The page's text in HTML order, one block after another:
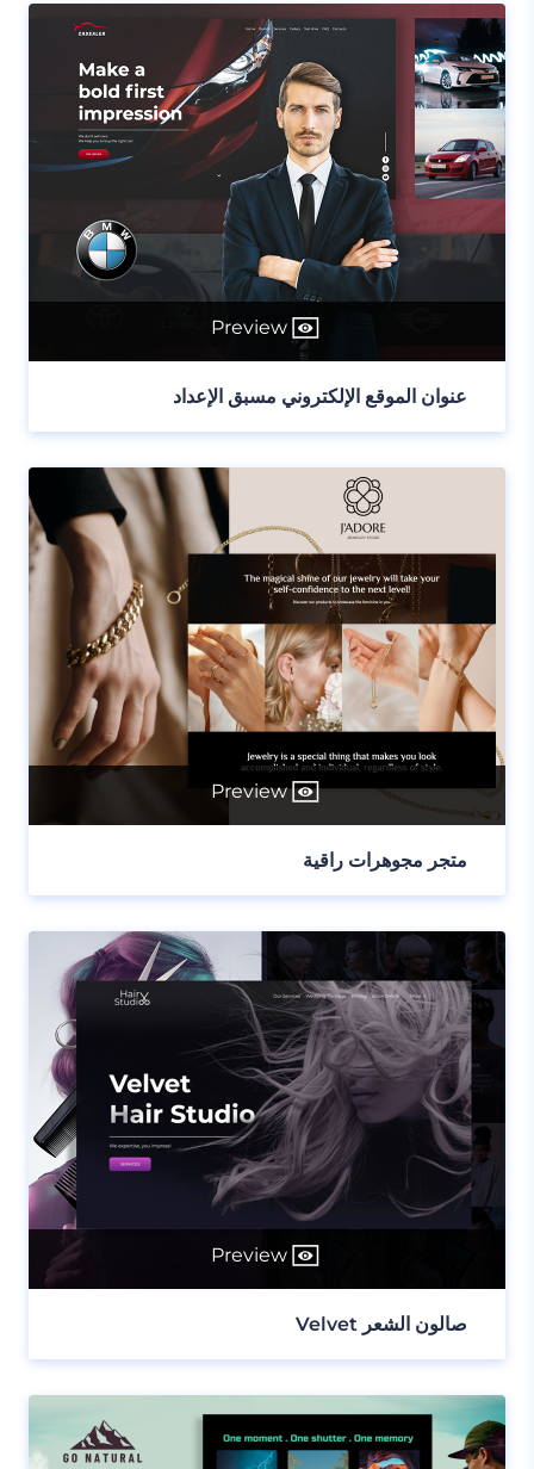
Preview
عنوان الموقع الإلكتروني مسبق الإعداد
Preview
متجر مجوهرات راقية
Preview
صالون الشعر Velvet